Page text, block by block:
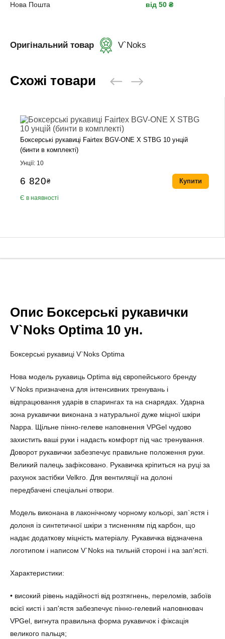
Нова Пошта
від 50 ₴
Оригінальний товар V`Noks
Схожі товари
Боксерські рукавиці Fairtex BGV-ONE X STBG 10 унцій
(бинти в комплекті)
Унції: 10
6 820₴
Є в наявності
Купити
Опис Боксерські рукавички
V`Noks Optima 10 ун.
Боксерські рукавиці V`Noks Optima
Нова модель рукавиць Optima від європейського бренду
V`Noks призначена для інтенсивних тренувань і
відпрацювання ударів в спарингах та на снарядах. Ударна
зона рукавички виконана з натуральної дуже міцної шкіри
Nappa. Щільне пінно-гелеве наповнення VPGel чудово
захистить ваші руки і надасть комфорт під час тренування.
Доворот рукавички забезпечує правильне положення руки.
Великий палець зафіксовано. Рукавичка кріпиться на руці за
рахунок застібки Velkro. Для вентиляції на долоні
передбачені спеціальні отвори.
Модель виконана в лаконічному чорному кольорі, зап`ястя і
долоня із синтетичної шкіри з тисненням під карбон, що
надає додаткову міцність матеріалу. Рукавичка відзначена
логотипом і написом V`Noks на тильній стороні і на зап'ясті.
Характеристики:
• високий рівень надійності від розтягнень, переломів, забоїв
всієї кисті і зап'ястя забезпечує пінно-гелевий наповнювач
VPGel, вигнута правильна форма рукавичок і фіксація
великого пальця;